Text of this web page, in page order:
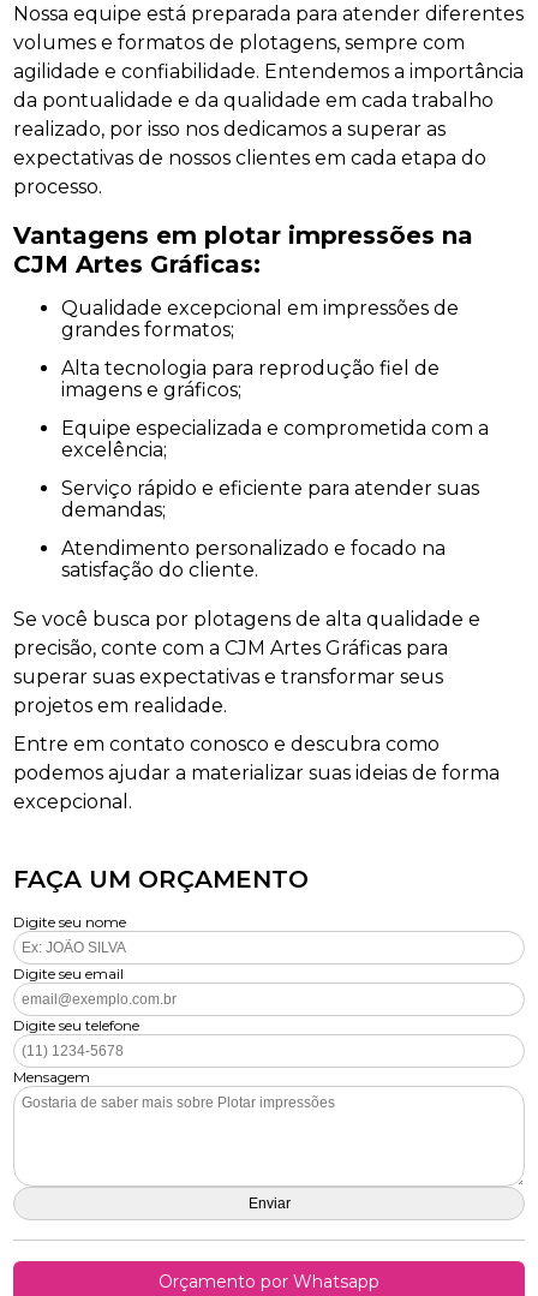
Nossa equipe está preparada para atender diferentes
volumes e formatos de plotagens, sempre com
agilidade e confiabilidade. Entendemos a importância
da pontualidade e da qualidade em cada trabalho
realizado, por isso nos dedicamos a superar as
expectativas de nossos clientes em cada etapa do
processo.
Vantagens em plotar impressões na
CJM Artes Gráficas:
Qualidade excepcional em impressões de
grandes formatos;
alta tecnologia para reprodução fiel de
imagens e gráficos;
Equipe especializada e comprometida com a
excelência;
Serviço rápido e eficiente para atender suas
demandas;
Atendimento personalizado e focado na
satisfação do cliente.
Se você busca por plotagens de alta qualidade e
precisão, conte com a CJM Artes Gráficas para
superar suas expectativas e transformar seus
projetos em realidade.
Entre em contato conosco e descubra como
podemos ajudar a materializar suas ideias de forma
excepcional.
FAÇA UM ORÇAMENTO
Digite seu nome
Digite seu email
Digite seu telefone
Mensagem
Orçamento por Whatsapp